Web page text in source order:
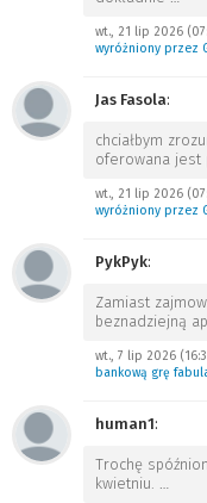
wt., 21 lip 2026
wyróżniony przez
Jas Fasola:
chciałbym
oferowana jest
wt., 21 lip 2026
wyróżniony przez
PykPyk:
Zamiast
beznadziejną
wt., 7 lip 2026
bankową grę
human1:
Trochę
kwietniu.